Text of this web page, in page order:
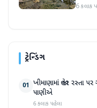
6 કલાક
ટ્રેન્ડિંગ
01 ખીમાણામાં જાહેર રસ્તા
પાણીએ
6 કલાક પહેલા